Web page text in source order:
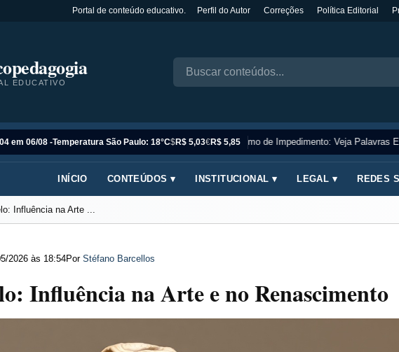
Portal de conteúdo educativo. Perfil do Autor Correções Política Editorial
EDUCATIVO
em 06/08 -Temperatura São Paulo: 18°C$R$ 5,03€R$ 5,85
Sinônimo de Impedimento: Veja Palavras
INÍCIO CONTEÚDOS ▾ INSTITUCIONAL ▾ LEGAL ▾ REDES
Influência na Arte ...
2026 às 18:54Por Stéfano Barcellos
Influência na Arte e no Renascimento